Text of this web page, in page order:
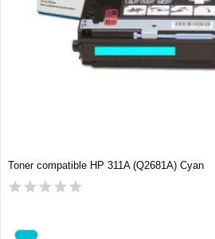
Toner compatible HP 311A (Q2681A) Cyan